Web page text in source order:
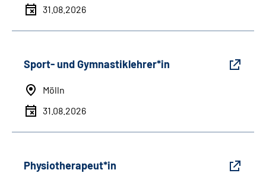
31.08.2026
Sport- und Gymnastiklehrer*in
Mölln
31.08.2026
Physiotherapeut*in